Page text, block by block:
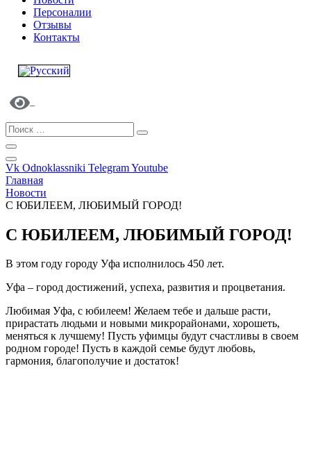
Персоналии
Отзывы
Контакты
Vk Odnoklassniki TelegramYoutube
Главная
Новости
С ЮБИЛЕЕМ, ЛЮБИМЫЙ ГОРОД!
С ЮБИЛЕЕМ, ЛЮБИМЫЙ ГОРОД!
В этом году городу Уфа исполнилось 450 лет.
Уфа – город достижений, успеха, развития и процветания.
Любимая Уфа, с юбилеем! Желаем тебе и дальше расти,
прирастать людьми и новыми микрорайонами, хорошеть,
меняться к лучшему! Пусть уфимцы будут счастливы в своем
родном городе! Пусть в каждой семье будут любовь,
гармония, благополучие и достаток!